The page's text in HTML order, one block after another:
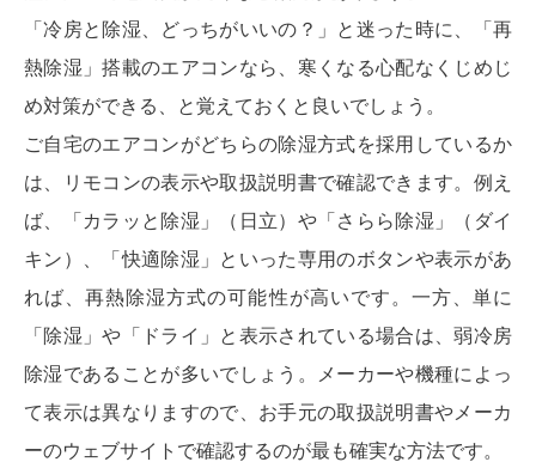
「冷房と除湿、どっちがいいの？」と迷った時に、「再
熱除湿」搭載のエアコンなら、寒くなる心配なくじめじ
め対策ができる、と覚えておくと良いでしょう。
ご自宅のエアコンがどちらの除湿方式を採用しているか
は、リモコンの表示や取扱説明書で確認できます。例え
ば、「カラッと除湿」（日立）や「さらら除湿」（ダイ
キン）、「快適除湿」といった専用のボタンや表示があ
れば、再熱除湿方式の可能性が高いです。一方、単に
「除湿」や「ドライ」と表示されている場合は、弱冷房
除湿であることが多いでしょう。メーカーや機種によっ
て表示は異なりますので、お手元の取扱説明書やメーカ
ーのウェブサイトで確認するのが最も確実な方法です。